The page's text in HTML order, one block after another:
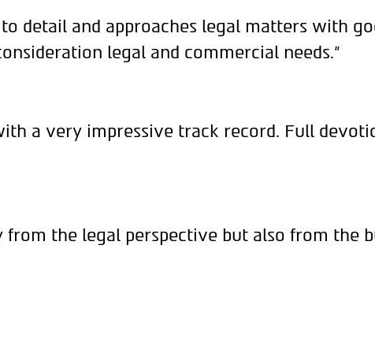
detail and approaches legal matters with
legal and commercial needs."
a very impressive track record. Full
from the legal perspective but also from the